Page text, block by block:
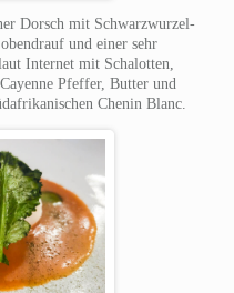
Dorsch mit Schwarzwurzel-
und einer sehr
Internet mit Schalotten,
Pfeffer, Butter und
Chenin Blanc.